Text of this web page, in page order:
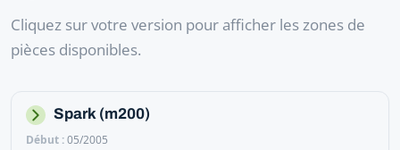
Cliquez sur votre version pour afficher les zones de
pièces disponibles.
Spark (m200)
05/2005